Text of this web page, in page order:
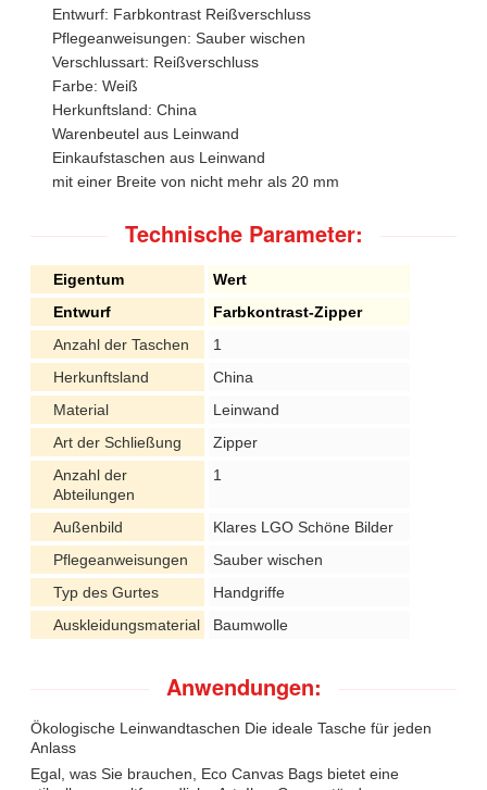
Entwurf: Farbkontrast Reißverschluss
Pflegeanweisungen: Sauber wischen
Verschlussart: Reißverschluss
Farbe: Weiß
Herkunftsland: China
Warenbeutel aus Leinwand
Einkaufstaschen aus Leinwand
mit einer Breite von nicht mehr als 20 mm
Technische Parameter:
Eigentum
Wert
Entwurf
Farbkontrast-Zipper
Anzahl der Taschen
1
Herkunftsland
China
Material
Leinwand
Art der Schließung
Zipper
Anzahl der
Abteilungen
1
Außenbild
Klares LGO Schöne Bilder
Pflegeanweisungen
Sauber wischen
Typ des Gurtes
Handgriffe
Auskleidungsmaterial
Baumwolle
Anwendungen:
Ökologische Leinwandtaschen Die ideale Tasche für jeden
Anlass
Egal, was Sie brauchen, Eco Canvas Bags bietet eine